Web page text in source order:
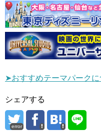
➤おすすめテーマパーク
シェアする
error